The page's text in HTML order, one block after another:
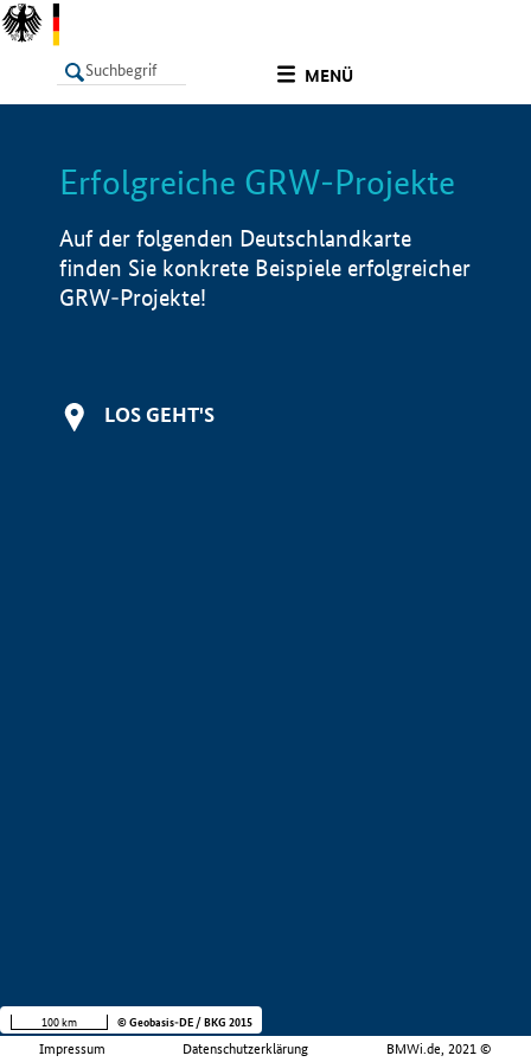
MENÜ
LISTE Info
Erfolgreiche GRW-Projekte
Auf der folgenden Deutschlandkarte
finden Sie konkrete Beispiele erfolgreicher
GRW-Projekte!
LOS GEHT'S
Impressum Datenschutzerklärung BMWi.de, 2021 ©
100 km © Geobasis-DE / BKG 2015